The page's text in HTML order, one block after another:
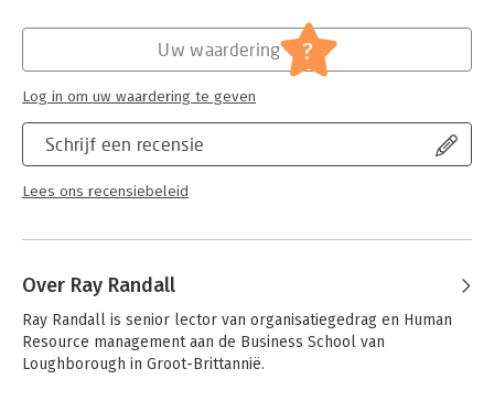
Personeelsmanagement
Schrijf een recensie
Lees ons recensiebeleid
Uw waardering ?
Log in om uw waardering te geven
Over Ray Randall
Ray Randall is senior lector van organisatiegedrag en Human
Resource management aan de Business School van
Loughborough in Groot-Brittannië.